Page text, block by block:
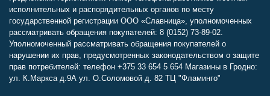
исполнительных и распорядительных органов по месту
государственной регистрации ООО «Славница», уполномоченных
рассматривать обращения покупателей: 8 (0152) 73-89-02.
Уполномоченный рассматривать обращения покупателей о
нарушении их прав, предусмотренных законодательством о защите
прав потребителей: телефон +375 33 654 5 654 Магазины в Гродно:
ул. К.Маркса д.9А ул. О.Соломовой д. 82 ТЦ "Фламинго"